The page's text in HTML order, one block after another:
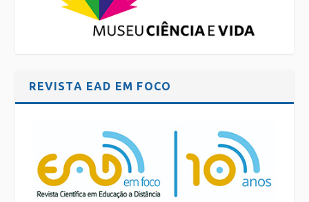
REVISTA EAD EM FOCO